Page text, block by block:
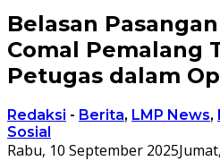
Belasan
Comal Pemalang
Petugas dalam
Redaksi - Berita, LMP News,
Sosial
Rabu, 10 September 2025